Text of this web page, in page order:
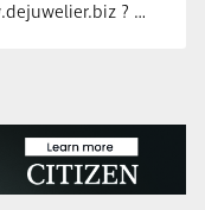
Uw vacature voor 4 weken op www.dejuwelier.biz ? Neem dan contact op met …